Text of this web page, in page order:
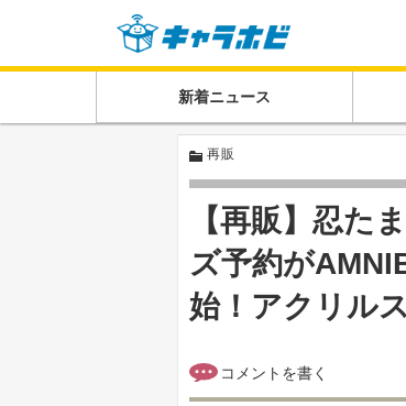
新着ニュース
再販
【再販】忍た
ズ予約が
始！アクリル